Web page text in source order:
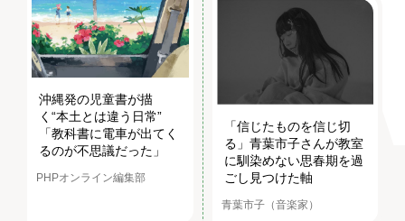
沖縄発の児童書が描
く“本土とは違う日常”
「教科書に電車が出てく
るのが不思議だった」
PHPオンライン編集部
「信じたものを信じ切
る」青葉市子さんが教室
に馴染めない思春期を過
ごし見つけた軸
青葉市子（音楽家）